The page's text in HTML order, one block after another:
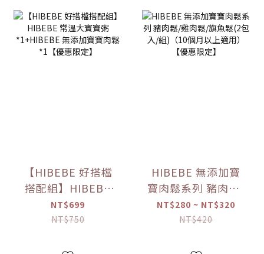
【HIBEBE 好搭檔
搭配組】HIBEBE
常溫大寶寶粥
*1+HIBEBE 無添加
NT$699
NT$750
HIBEBE 無添加寶
寶肉鬆系列 豬肉鬆/
雞肉鬆/旗魚鬆(2包
入/組)（10個月以
NT$280 ~ NT$320
NT$420